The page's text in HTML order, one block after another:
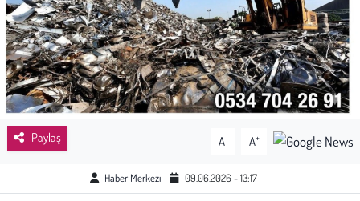
Paylaş A- A+
Haber Merkezi 09.06.2026 - 13:17
Sağlık
Kadın
Emek
Spor
Çocuk